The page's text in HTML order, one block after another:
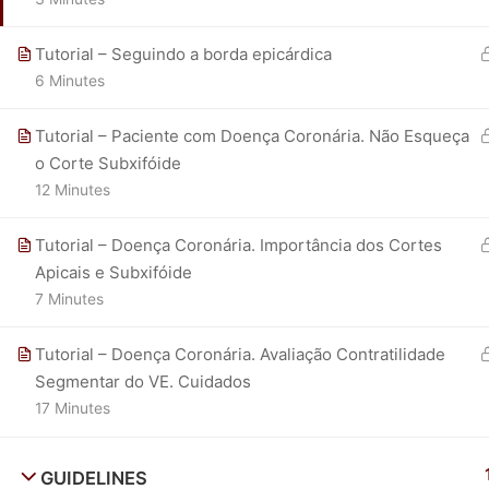
Tutorial – Seguindo a borda epicárdica
6 Minutes
Tutorial – Paciente com Doença Coronária. Não Esqueça
o Corte Subxifóide
12 Minutes
Tutorial – Doença Coronária. Importância dos Cortes
Apicais e Subxifóide
7 Minutes
Tutorial – Doença Coronária. Avaliação Contratilidade
Segmentar do VE. Cuidados
17 Minutes
GUIDELINES